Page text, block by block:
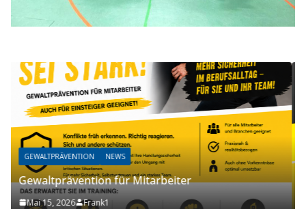
NEWS
Kostenfreie Teilnahme…schnell noch
November 9, 2025 Frank1